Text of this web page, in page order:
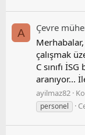
A
Çevre
çalışmak
C sınıfı
aranıyor...
ayilmaz82
personel